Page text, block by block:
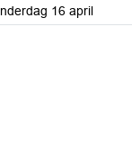
16 april2026